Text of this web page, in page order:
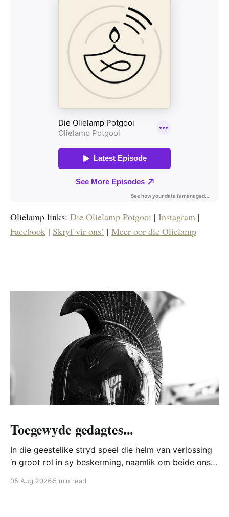
Olielamp links: Die Olielamp Potgooi | Instagram |
Facebook | Skryf vir ons! | Meer oor die Olielamp
Toegewyde gedagtes...
In die geestelike stryd speel die helm van verlossing
‘n groot rol in sy beskerming, naamlik om beide ons
die Bose dit? Watter hoop is daar vir ons? Hoe trek
05 Aug 2026 5 min read